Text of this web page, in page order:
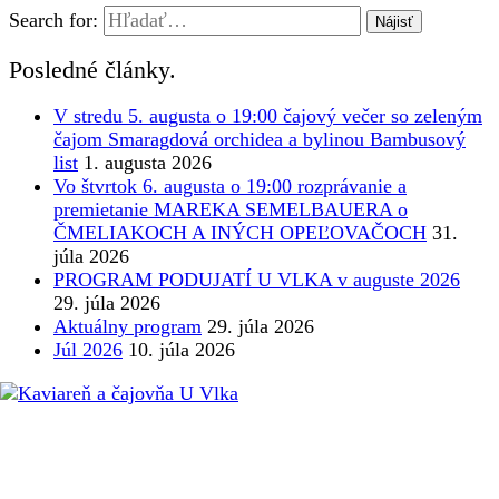
Search for:
Posledné články.
V stredu 5. augusta o 19:00 čajový večer so zeleným
čajom Smaragdová orchidea a bylinou Bambusový
list 1. augusta 2026
Vo štvrtok 6. augusta o 19:00 rozprávanie a
premietanie MAREKA SEMELBAUERA o
ČMELIAKOCH A INÝCH OPEĽOVAČOCH 31.
júla 2026
PROGRAM PODUJATÍ U VLKA v auguste 2026
29. júla 2026
Aktuálny program 29. júla 2026
Júl 2026 10. júla 2026